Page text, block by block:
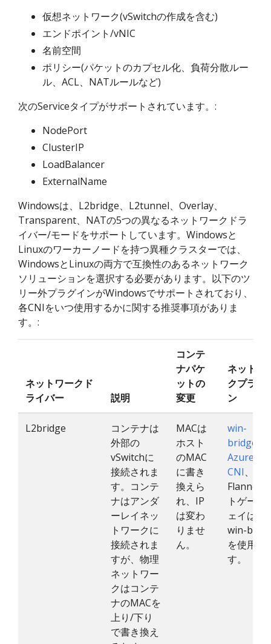
仮想ネットワーク(vSwitchの作成を含む)
エンドポイント/vNIC
名前空間
ポリシー(パケットのカプセル化、負荷分散ルー
ル、ACL、NATルールなど)
次のServiceタイプがサポートされています。:
NodePort
ClusterIP
LoadBalancer
ExternalName
Windowsは、L2bridge、L2tunnel、Overlay、
Transparent、NATの5つの異なるネットワークドラ
イバー/モードをサポートしています。Windowsと
Linuxのワーカーノードを持つ異種クラスターでは、
WindowsとLinuxの両方で互換性のあるネットワーク
ソリューションを選択する必要があります。以下のツ
リー外プラグインがWindowsでサポートされており、
各CNIをいつ使用するかに関する推奨事項がありま
す。:
ネットワークド
ライバー
説明
コンテ
ナパケ
ットの
変更
ネットワ
クプラグ
ン
L2bridge
コンテナは
外部の
vSwitchに
接続されま
す。コンテ
ナはアンダ
ーレイネッ
トワークに
接続されま
すが、物理
ネットワー
クはコンテ
ナのMACを
上り/下り
で書き換え
MACは
ホスト
のMAC
に書き
換えら
れ、IP
は変わ
りませ
ん。
win-
bridge
Azure-
CNI、
Flannel
トゲート
ェイは、
win-
を使用し
す。